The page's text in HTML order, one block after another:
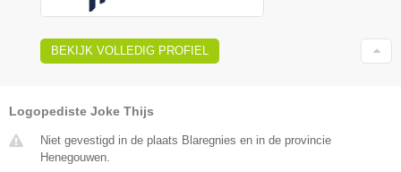
BEKIJK VOLLEDIG PROFIEL
Logopediste Joke Thijs
Niet gevestigd in de plaats Blaregnies en in de provincie
Henegouwen.